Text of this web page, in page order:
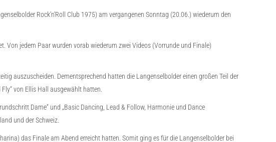
Rock’n’Roll Club 1975) am vergangenen Sonntag (20.06.) wiederum den
Von jedem Paar wurden vorab wiederum zwei Videos (Vorrunde und Finale)
auszuscheiden. Dementsprechend hatten die Langenselbolder einen großen Teil der
von Ellis Hall ausgewählt hatten.
Dame“ und „Basic Dancing, Lead & Follow, Harmonie und Dance
und der Schweiz.
das Finale am Abend erreicht hatten. Somit ging es für die Langenselbolder bei